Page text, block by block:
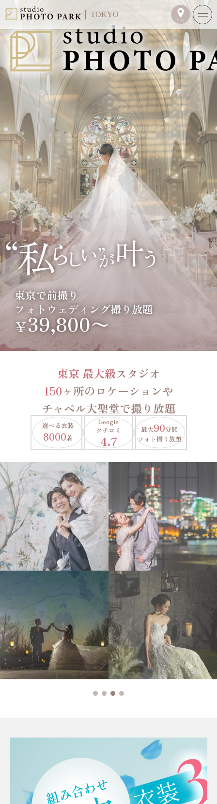
TOKYO
東京で前撮り
フォトウェディング撮り放題
￥39,800〜
東京 最大級スタジオ
150ヶ所のロケーションや
チャペル大聖堂で撮り放題
選べる衣装
8000着
Google
クチコミ
4.7
最大90分間
フォト撮り放題